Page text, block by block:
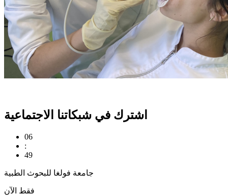
اشترك في شبكاتنا الاجتماعية
06
:
49
جامعة فولغا للبحوث الطبية
فقط الآن